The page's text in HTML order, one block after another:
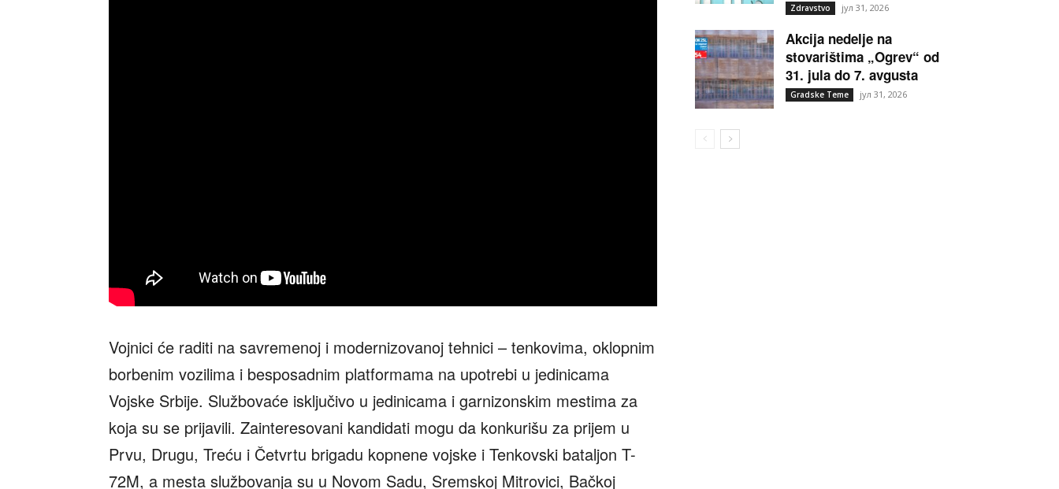
Vojnici će raditi na savremenoj i modernizovanoj tehnici – tenkovima, oklopnim
borbenim vozilima i besposadnim platformama na upotrebi u jedinicama
Vojske Srbije. Službovaće isključivo u jedinicama i garnizonskim mestima za
koja su se prijavili. Zainteresovani kandidati mogu da konkurišu za prijem u
Prvu, Drugu, Treću i Četvrtu brigadu kopnene vojske i Tenkovski bataljon T-
72M, a mesta službovanja su u Novom Sadu, Sremskoj Mitrovici, Bačkoj
Zdravstvo јул 31, 2026
Akcija nedelje na
stovarištima „Ogrev“ od
31. jula do 7. avgusta
Gradske Teme јул 31, 2026